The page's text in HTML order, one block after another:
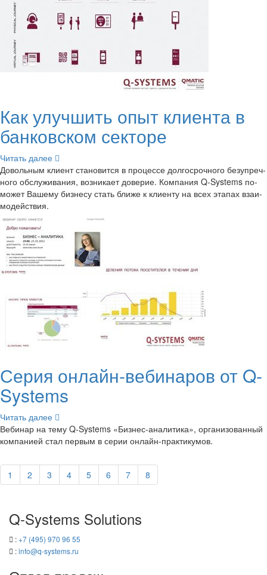
Как улуч­шить опыт кли­ен­та в
бан­ков­ском сек­то­ре
Чи­тать далее
До­воль­ным кли­ент ста­но­вит­ся в про­цес­се дол­го­сроч­но­го без­упреч­
но­го об­слу­жи­ва­ния, воз­ни­ка­ет до­ве­рие. Ком­па­ния Q-​Systems по­
мо­жет Ва­ше­му биз­не­су стать ближе к кли­ен­ту на всех эта­пах вза­и­
мо­дей­ствия.
Серия онлайн-​вебинаров от Q-​
Systems
Чи­тать далее
Ве­би­нар на тему Q-​Systems «Бизнес-​аналитика», ор­га­ни­зо­ван­ный
ком­па­ни­ей стал пер­вым в серии онлайн-​практикумов.
1 2 3 4 5 6 7 8
Q-​Systems Solutions
:+7 (495) 970 96 55
:info@q-​systems.ru